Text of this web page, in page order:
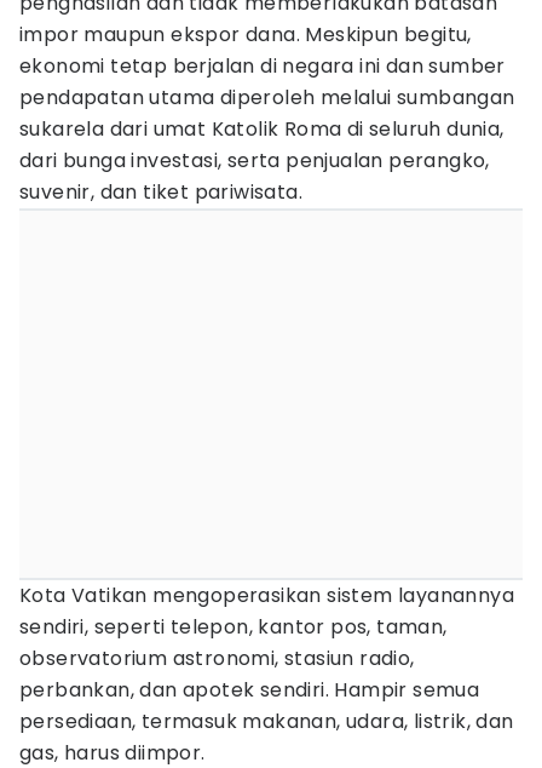
impor maupun ekspor dana. Meskipun begitu,
ekonomi tetap berjalan di negara ini dan sumber
pendapatan utama diperoleh melalui sumbangan
sukarela dari umat Katolik Roma di seluruh dunia,
dari bunga investasi, serta penjualan perangko,
suvenir, dan tiket pariwisata.
Kota Vatikan mengoperasikan sistem layanannya
sendiri, seperti telepon, kantor pos, taman,
observatorium astronomi, stasiun radio,
perbankan, dan apotek sendiri. Hampir semua
persediaan, termasuk makanan, udara, listrik, dan
gas, harus diimpor.